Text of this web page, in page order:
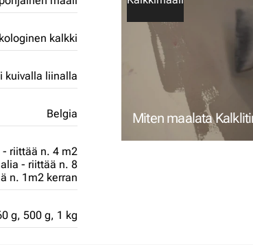
kalkki
kuivalla liinalla
Belgia
riittää n. 4 m2
- riittää n. 8
n. 1m2 kerran
g, 500 g, 1 kg
Miten maalata